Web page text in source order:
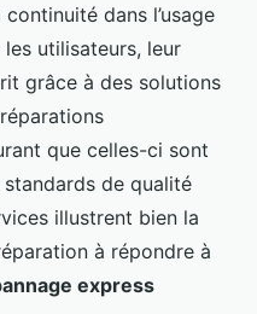
dans l’usage
utilisateurs, leur
grâce à des solutions
que celles-ci sont
de qualité
illustrent bien la
à répondre à
express